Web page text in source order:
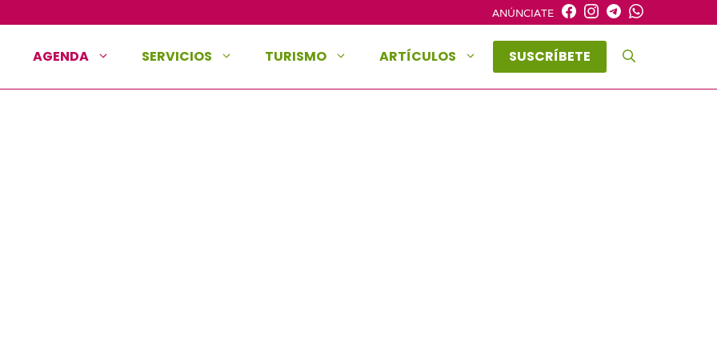
ANÚNCIATE
AGENDA SERVICIOS TURISMO ARTÍCULOS SUSCRÍBETE